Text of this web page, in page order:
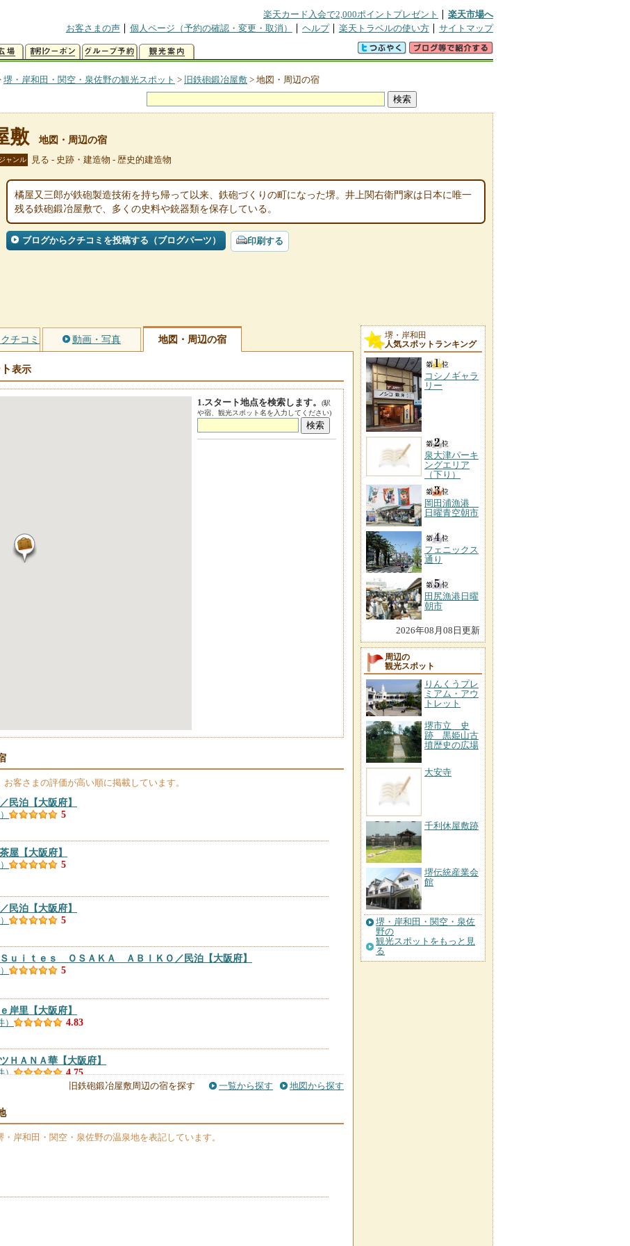
楽天カード入会で2,000ポイントプレゼント
楽天市場へ
お客さまの声
個人ページ（予約の確認・変更・取消） ヘルプ 楽天トラベルの使い方 サイトマップ
堺・岸和田・関空・泉佐野の観光スポット > 旧鉄砲鍛冶屋敷 > 地図・周辺の宿
敷 地図・周辺の宿
ジャンル 見る - 史跡・建造物 - 歴史的建造物
橘屋又三郎が鉄砲製造技術を持ち帰って以来、鉄砲づくりの町になった堺。井上関右衛門家は日本に唯一
残る鉄砲鍛冶屋敷で、多くの史料や銃器類を保存している。
ブログからクチコミを投稿する（ブログパーツ） 印刷する
チコミ 動画・写真 地図・周辺の宿
表示
1.スタート地点を検索します。
(駅
や宿、観光スポット名を入力してください)
客さまの評価が高い順に掲載しています。
民泊 【大阪府】
5
屋 【大阪府】
5
民泊 【大阪府】
5
ｕｉｔｅｓ ＯＳＡＫＡ ＡＢＩＫＯ／民泊 【大阪府】
5
岸里 【大阪府】
4.83
ＨＡＮＡ華 【大阪府】
） 4.75
０２【大阪府】
） 4.67
旧鉄砲鍛冶屋敷周辺の宿を探す 一覧から探す 地図から探す
岸和田・関空・泉佐野の温泉地を表記しています。
堺・岸和田
人気スポットランキング
コシノギャラ
リー
泉大津パーキ
ングエリア
（下り）
岡田浦漁港
日曜青空朝市
フェニックス
通り
田尻漁港日曜
朝市
2026年08月08日更新
周辺の
観光スポット
りんくうプレ
ミアム・アウ
トレット
堺市立 史
跡 黒姫山古
墳歴史の広場
大安寺
千利休屋敷跡
堺伝統産業会
館
堺・岸和田・関空・泉佐
野の
観光スポットをもっと見
る